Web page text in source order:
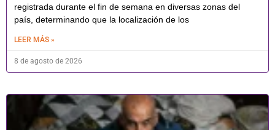
registrada durante el fin de semana en diversas zonas del
país, determinando que la localización de los
LEER MÁS »
8 de agosto de 2026